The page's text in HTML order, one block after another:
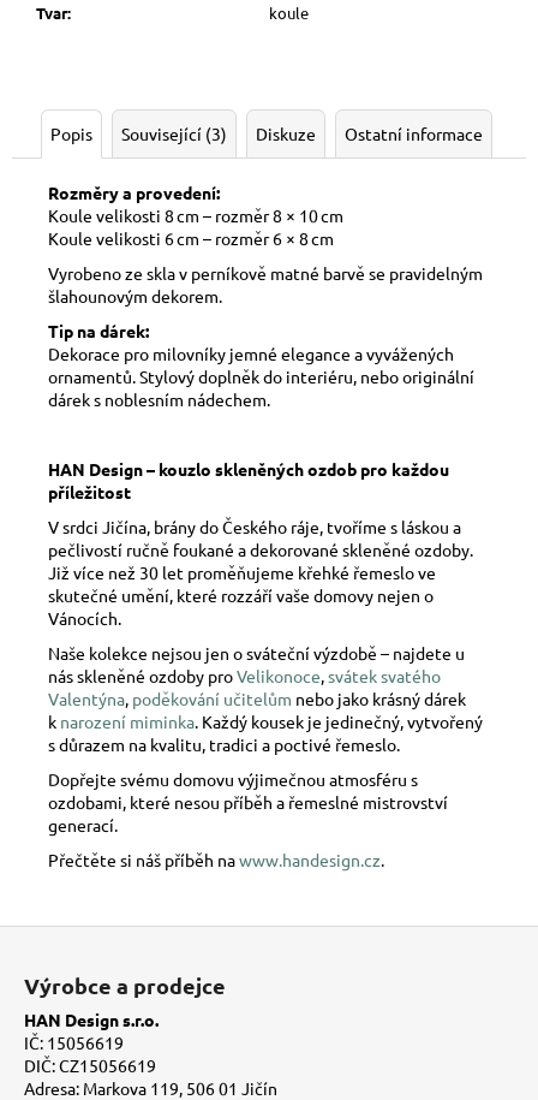
Tvar: koule
Popis Související (3) Diskuze Ostatní informace
Rozměry a provedení:
Koule velikosti 8 cm – rozměr 8 × 10 cm
Koule velikosti 6 cm – rozměr 6 × 8 cm
Vyrobeno ze skla v perníkově matné barvě se pravidelným
šlahounovým dekorem.
Tip na dárek:
Dekorace pro milovníky jemné elegance a vyvážených
ornamentů. Stylový doplněk do interiéru, nebo originální
dárek s noblesním nádechem.
HAN Design – kouzlo skleněných ozdob pro každou
příležitost
V srdci Jičína, brány do Českého ráje, tvoříme s láskou a
pečlivostí ručně foukané a dekorované skleněné ozdoby.
Již více než 30 let proměňujeme křehké řemeslo ve
skutečné umění, které rozzáří vaše domovy nejen o
Vánocích.
Naše kolekce nejsou jen o sváteční výzdobě – najdete u
nás skleněné ozdoby proVelikonoce,svátek svatého
Valentýna, poděkování učitelům nebo jako krásný dárek
k narození miminka. Každý kousek je jedinečný, vytvořený
s důrazem na kvalitu, tradici a poctivé řemeslo.
Dopřejte svému domovu výjimečnou atmosféru s
ozdobami, které nesou příběh a řemeslné mistrovství
generací.
Přečtěte si náš příběh nawww.handesign.cz.
Výrobce a prodejce
HAN Design s.r.o.
IČ: 15056619
DIČ: CZ15056619
Adresa: Markova 119, 506 01 Jičín